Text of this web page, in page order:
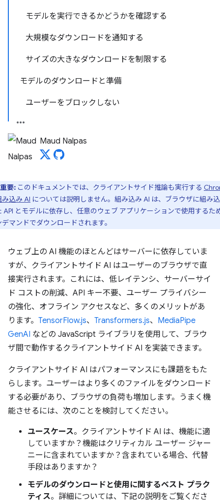
モデルを実行できるかどうかを確認する
大規模なダウンロードを通知する
サイズの大きなダウンロードを制限する
モデルのダウンロードと準備
ユーザーをブロックしない
Maud Nalpas
重要: このドキュメントでは、クライアントサイド推論も実行する
み込み AI については説明しません。組み込み AI は、ブラウザに組み
API とモデルに依存し、任意のウェブ アプリケーションで使用するた
マンドでダウンロードされます。
ウェブ上の AI 機能のほとんどはサーバーに依存していま
すが、クライアントサイド AI はユーザーのブラウザで直
接実行されます。これには、低レイテンシ、サーバーサイ
ド コストの削減、API キー不要、ユーザー プライバシー
の強化、オフライン アクセスなど、多くのメリットがあ
ります。 TensorFlow.js、 Transformers.js、 MediaPipe
GenAI などの JavaScript ライブラリを使用して、ブラウ
ザ間で動作するクライアントサイド AI を実装できます。
クライアントサイド AI はパフォーマンスにも課題をもた
らします。ユーザーはより多くのファイルをダウンロード
する必要があり、ブラウザの負荷も増加します。うまく機
能させるには、次のことを検討してください。
ユースケース。クライアントサイド AI は、機能に適
していますか？機能はクリティカル ユーザー ジャー
ニーに含まれていますか？含まれている場合、代替
手段はありますか？
モデルのダウンロードと使用に関するベスト プラク
ティス。詳細については、下記の説明をご覧くださ